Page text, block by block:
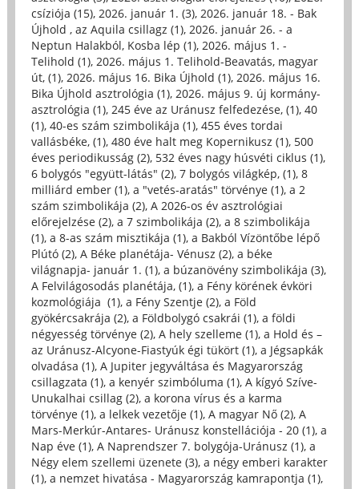
csíziója (15), 2026. január 1. (3), 2026. január 18. - Bak
Újhold , az Aquila csillagz (1), 2026. január 26. - a
Neptun Halakból, Kosba lép (1), 2026. május 1. -
Telihold (1), 2026. május 1. Telihold-Beavatás, magyar
út, (1), 2026. május 16. Bika Újhold (1), 2026. május 16.
Bika Újhold asztrológia (1), 2026. május 9. új kormány-
asztrológia (1), 245 éve az Uránusz felfedezése, (1), 40
(1), 40-es szám szimbolikája (1), 455 éves tordai
vallásbéke, (1), 480 éve halt meg Kopernikusz (1), 500
éves periodikusság (2), 532 éves nagy húsvéti ciklus (1),
6 bolygós "együtt-látás" (2), 7 bolygós világkép, (1), 8
milliárd ember (1), a "vetés-aratás" törvénye (1), a 2
szám szimbolikája (2), A 2026-os év asztrológiai
előrejelzése (2), a 7 szimbolikája (2), a 8 szimbolikája
(1), a 8-as szám misztikája (1), a Bakból Vízöntőbe lépő
Plútó (2), A Béke planétája- Vénusz (2), a béke
világnapja- január 1. (1), a búzanövény szimbolikája (3),
A Felvilágosodás planétája, (1), a Fény körének évköri
kozmológiája (1), a Fény Szentje (2), a Föld
gyökércsakrája (2), a Földbolygó csakrái (1), a földi
négyesség törvénye (2), A hely szelleme (1), a Hold és –
az Uránusz-Alcyone-Fiastyúk égi tükört (1), a Jégsapkák
olvadása (1), A Jupiter jegyváltása és Magyarország
csillagzata (1), a kenyér szimbóluma (1), A kígyó Szíve-
Unukalhai csillag (2), a korona vírus és a karma
törvénye (1), a lelkek vezetője (1), A magyar Nő (2), A
Mars-Merkúr-Antares- Uránusz konstellációja - 20 (1), a
Nap éve (1), A Naprendszer 7. bolygója-Uránusz (1), a
Négy elem szellemi üzenete (3), a négy emberi karakter
(1), a nemzet hivatása - Magyarország kamrapontja (1),